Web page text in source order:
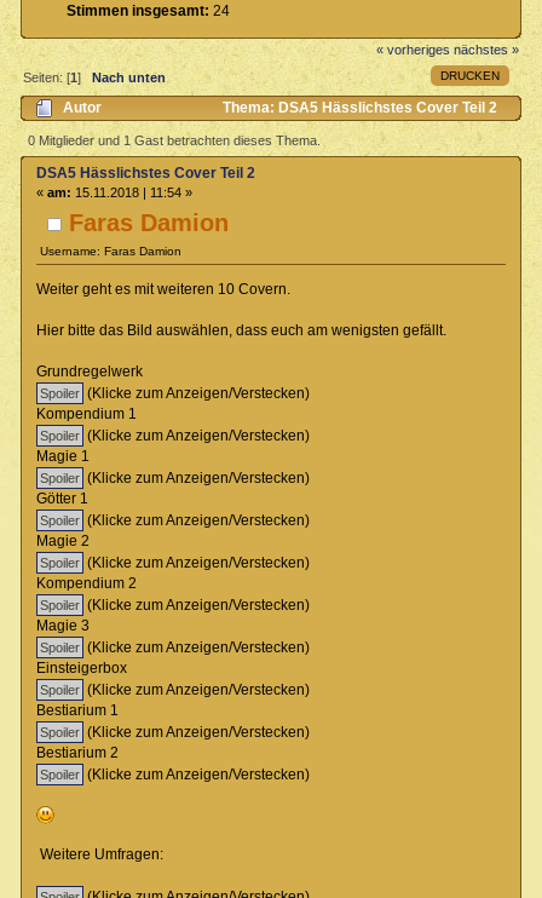
Stimmen insgesamt: 24
« vorheriges nächstes »
DRUCKEN
Seiten: [1]Nach unten
Autor
Thema: DSA5 Hässlichstes Cover Teil 2
(Gelesen 1864 mal)
0 Mitglieder und 1 Gast betrachten dieses Thema.
Faras Damion
Username: Faras Damion
DSA5 Hässlichstes Cover Teil 2
« am: 15.11.2018 | 11:54 »
Weiter geht es mit weiteren 10 Covern.
Hier bitte das Bild auswählen, dass euch am wenigsten gefällt.
Grundregelwerk
(Klicke zum Anzeigen/Verstecken)
Kompendium 1
(Klicke zum Anzeigen/Verstecken)
Magie 1
(Klicke zum Anzeigen/Verstecken)
Götter 1
(Klicke zum Anzeigen/Verstecken)
Magie 2
(Klicke zum Anzeigen/Verstecken)
Kompendium 2
(Klicke zum Anzeigen/Verstecken)
Magie 3
(Klicke zum Anzeigen/Verstecken)
Einsteigerbox
(Klicke zum Anzeigen/Verstecken)
Bestiarium 1
(Klicke zum Anzeigen/Verstecken)
Bestiarium 2
(Klicke zum Anzeigen/Verstecken)
Weitere Umfragen: